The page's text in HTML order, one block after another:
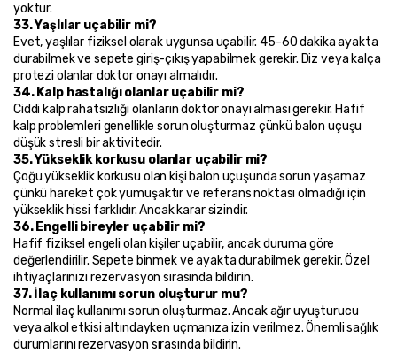
yoktur.
33. Yaşlılar uçabilir mi?
Evet, yaşlılar fiziksel olarak uygunsa uçabilir. 45-60 dakika ayakta
durabilmek ve sepete giriş-çıkış yapabilmek gerekir. Diz veya kalça
protezi olanlar doktor onayı almalıdır.
34. Kalp hastalığı olanlar uçabilir mi?
Ciddi kalp rahatsızlığı olanların doktor onayı alması gerekir. Hafif
kalp problemleri genellikle sorun oluşturmaz çünkü balon uçuşu
düşük stresli bir aktivitedir.
35. Yükseklik korkusu olanlar uçabilir mi?
Çoğu yükseklik korkusu olan kişi balon uçuşunda sorun yaşamaz
çünkü hareket çok yumuşaktır ve referans noktası olmadığı için
yükseklik hissi farklıdır. Ancak karar sizindir.
36. Engelli bireyler uçabilir mi?
Hafif fiziksel engeli olan kişiler uçabilir, ancak duruma göre
değerlendirilir. Sepete binmek ve ayakta durabilmek gerekir. Özel
ihtiyaçlarınızı rezervasyon sırasında bildirin.
37. İlaç kullanımı sorun oluşturur mu?
Normal ilaç kullanımı sorun oluşturmaz. Ancak ağır uyuşturucu
veya alkol etkisi altındayken uçmanıza izin verilmez. Önemli sağlık
durumlarını rezervasyon sırasında bildirin.